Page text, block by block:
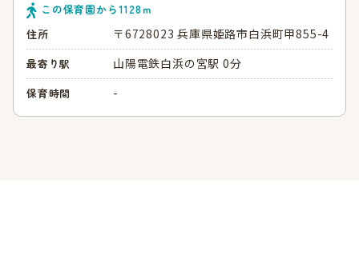
この保育園から1128ｍ
住所
〒6728023 兵庫県姫路市白浜町甲855-4
最寄り駅 山陽電鉄白浜の宮駅 0分
保育時間 -